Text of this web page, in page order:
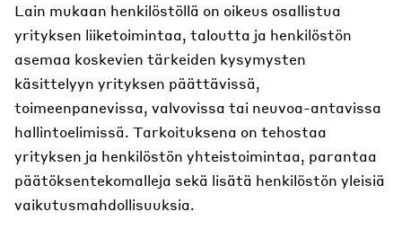
Lain mukaan henkilöstöllä on oikeus osallistua
yrityksen liiketoimintaa, taloutta ja henkilöstön
asemaa koskevien tärkeiden kysymysten
käsittelyyn yrityksen päättävissä,
toimeenpanevissa, valvovissa tai neuvoa-antavissa
hallintoelimissä. Tarkoituksena on tehostaa
yrityksen ja henkilöstön yhteistoimintaa, parantaa
päätöksentekomalleja sekä lisätä henkilöstön yleisiä
vaikutusmahdollisuuksia.